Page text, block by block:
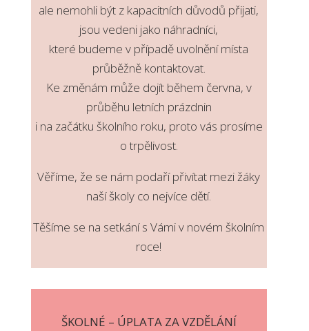
ale nemohli být z kapacitních důvodů přijati,
jsou vedeni jako náhradníci,
které budeme v případě uvolnění místa
průběžně kontaktovat.
Ke změnám může dojít během června, v
průběhu letních prázdnin
i na začátku školního roku, proto vás prosíme
o trpělivost.
Věříme, že se nám podaří přivítat mezi žáky
naší školy co nejvíce dětí.
Těšíme se na setkání s Vámi v novém školním
roce!
ŠKOLNÉ – ÚPLATA ZA VZDĚLÁNÍ